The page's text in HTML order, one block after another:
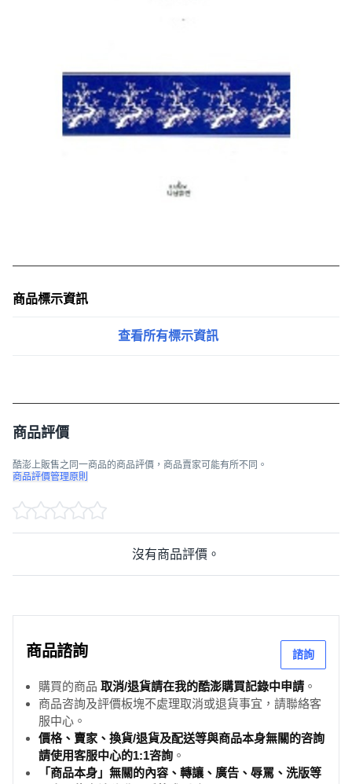
商品標示資訊
查看所有標示資訊
商品評價
酷澎上販售之同一商品的商品評價，商品賣家可能有所不同。
商品評價管理原則
沒有商品評價。
商品諮詢 諮詢
購買的商品 取消/退貨請在我的酷澎購買記錄中申請 。
商品咨詢及評價板塊不處理取消或退貨事宜，請聯絡客
服中心。
價格、賣家、換貨/退貨及配送等與商品本身無關的咨詢
請使用客服中心的1:1咨詢 。
「商品本身」無關的內容、轉讓、廣告、辱罵、洗版等